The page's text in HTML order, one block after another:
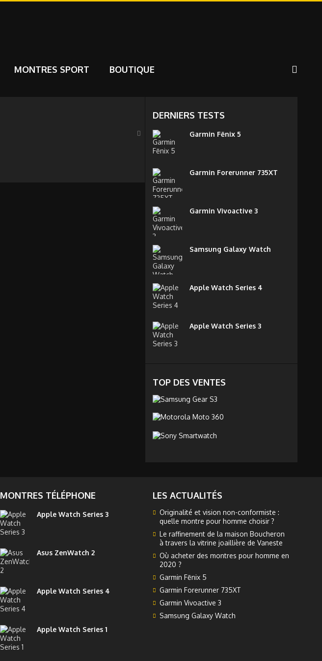
MONTRES SPORT BOUTIQUE
DERNIERS TESTS
Garmin Fēnix 5
Garmin Forerunner 735XT
Garmin Vivoactive 3
Samsung Galaxy Watch
Apple Watch Series 4
Apple Watch Series 3
TOP DES VENTES
MONTRES TÉLÉPHONE
Apple Watch Series 3
Asus ZenWatch 2
Apple Watch Series 4
Apple Watch Series 1
LES ACTUALITÉS
Originalité et vision non-conformiste :
quelle montre pour homme choisir ?
Le raffinement de la maison Boucheron
à travers la vitrine joaillière de Vaneste
Où acheter des montres pour homme en
2020 ?
Garmin Fēnix 5
Garmin Forerunner 735XT
Garmin Vivoactive 3
Samsung Galaxy Watch